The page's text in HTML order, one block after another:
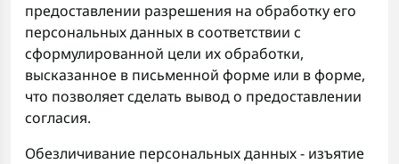
предоставлении разрешения на обработку его
персональных данных в соответствии с
сформулированной цели их обработки,
высказанное в письменной форме или в форме,
что позволяет сделать вывод о предоставлении
согласия.
Обезличивание персональных данных - изъятие